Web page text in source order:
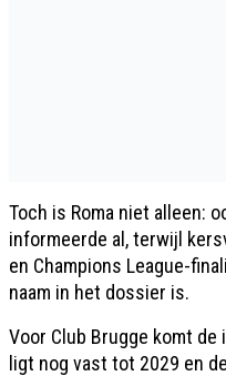
Toch is Roma niet alleen:
informeerde al, terwijl
en Champions League-
naam in het dossier is.
Voor Club Brugge komt
ligt nog vast tot 2029 en